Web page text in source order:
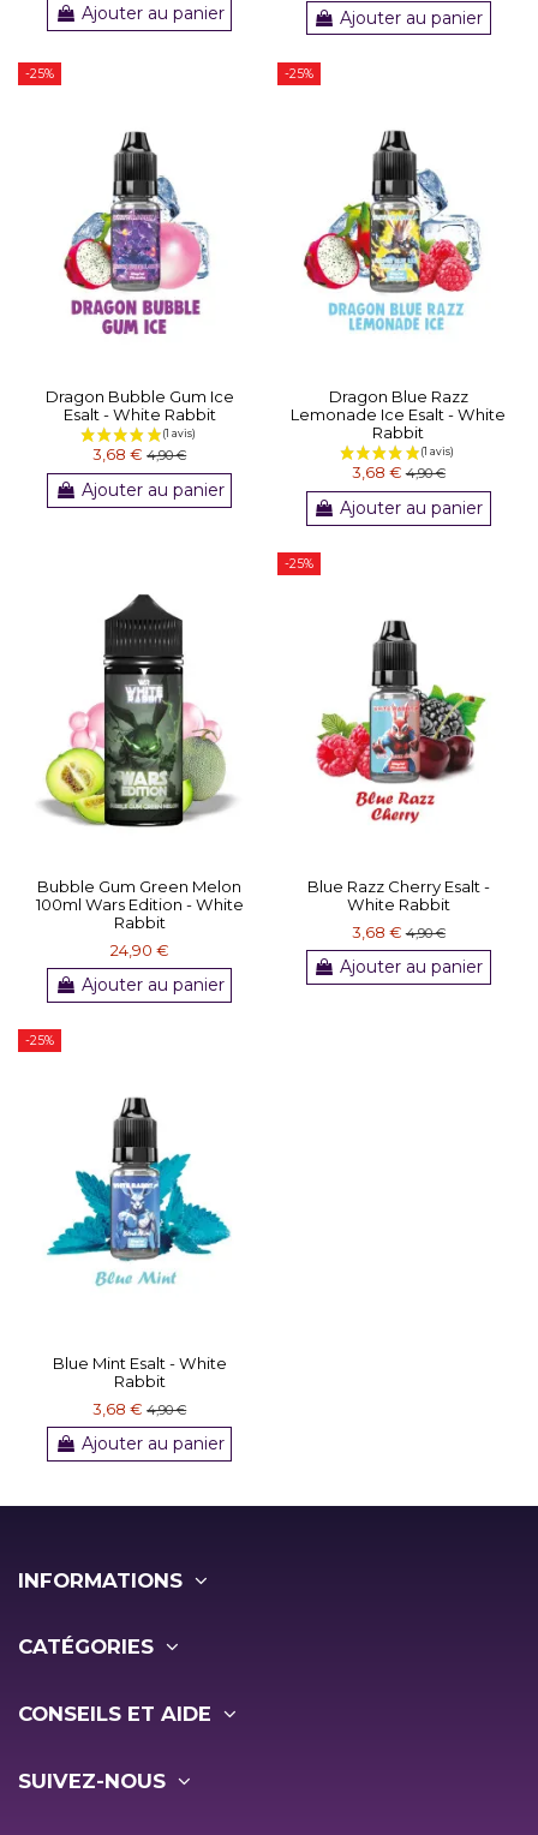
(3 avis)
Ajouter au panier Ajouter au panier
-25%
Dragon Bubble Gum Ice
Esalt - White Rabbit
3,68 €4,90 €
Ajouter au panier
-25%
Dragon Blue Razz
Lemonade Ice Esalt - White
Rabbit
3,68 €4,90 €
Ajouter au panier
Bubble Gum Green Melon
100ml Wars Edition - White
Rabbit
24,90 €
Ajouter au panier
-25%
Blue Razz Cherry Esalt -
White Rabbit
3,68 €4,90 €
Ajouter au panier
-25%
Blue Mint Esalt - White
Rabbit
3,68 €4,90 €
Ajouter au panier
INFORMATIONS
CATÉGORIES
CONSEILS ET AIDE
SUIVEZ-NOUS